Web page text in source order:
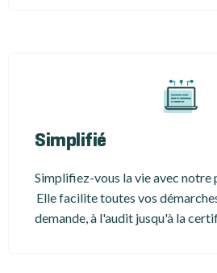
Simplifié
Simplifiez-vous la vie avec
Elle facilite toutes vos
demande, à l'audit jusqu'à la